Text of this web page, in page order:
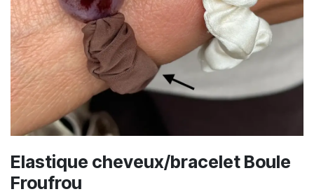
Elastique cheveux/bracelet Boule
Froufrou